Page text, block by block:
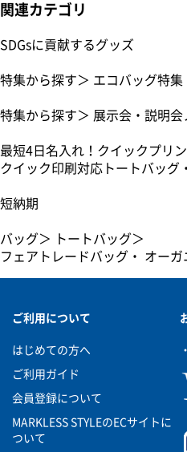
関連カテゴリ
SDGsに貢献するグッズ
特集から探す＞ エコバッグ特集
特集から探す＞ 展示会・説明会
最短4日名入れ！クイックプリ
クイック印刷対応トートバッグ
短納期
バッグ＞ トートバッグ＞
フェアトレードバッグ・ オー
ご利用について
はじめての方へ
ご利用ガイド
会員登録について
MARKLESS STYLEのECサイトに
ついて